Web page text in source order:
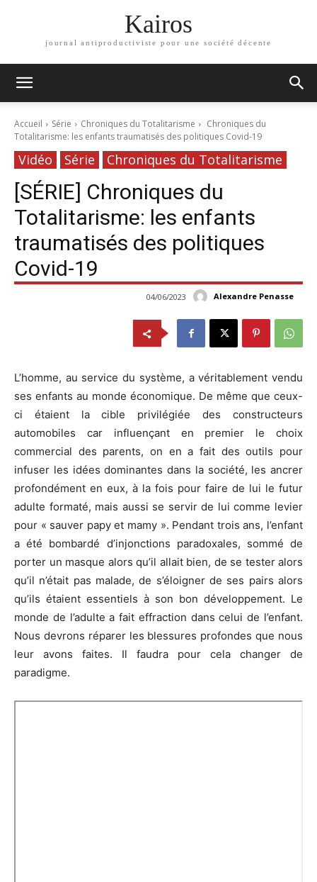
Kairos
journal antiproductiviste pour une société décente
Accueil Série Chroniques du Totalitarisme
Chroniques du
Totalitarisme: les enfants traumatisés des politiques Covid-19
Vidéo Série Chroniques du Totalitarisme
[SÉRIE] Chroniques du
Totalitarisme: les enfants
traumatisés des politiques
Covid-19
Alexandre Penasse
04/06/2023
L’homme, au service du système, a véritablement vendu
ses enfants au monde économique. De même que ceux-
ci étaient la cible privilégiée des constructeurs
automobiles car influençant en premier le choix
commercial des parents, on en a fait des outils pour
infuser les idées dominantes dans la société, les ancrer
profondément en eux, à la fois pour faire de lui le futur
adulte formaté, mais aussi se servir de lui comme levier
pour « sauver papy et mamy ». Pendant trois ans, l’enfant
a été bombardé d’injonctions paradoxales, sommé de
porter un masque alors qu’il allait bien, de se tester alors
qu’il n’était pas malade, de s’éloigner de ses pairs alors
qu’ils étaient essentiels à son bon développement. Le
monde de l’adulte a fait effraction dans celui de l’enfant.
Nous devrons réparer les blessures profondes que nous
leur avons faites. Il faudra pour cela changer de
paradigme.